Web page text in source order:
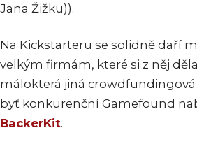
Jana Žižku)).
Na Kickstarteru se solidně daří
velkým firmám, které si z něj
málokterá jiná
byť konkurenční Gamefound
BackerKit.